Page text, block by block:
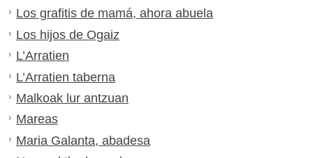
Los grafitis de mamá, ahora abuela
Los hijos de Ogaiz
L’Arratien
L’Arratien taberna
Malkoak lur antzuan
Mareas
Maria Galanta, abadesa